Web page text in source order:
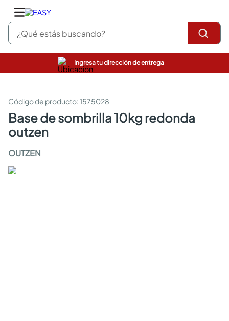
¿Qué estás buscando?
Ingresa tu dirección de entrega
:1575028
base de sombrilla 10kg redonda
outzen
OUTZEN
pinturas
sanitarios
comedor
escritorio
comedores
armarios closet